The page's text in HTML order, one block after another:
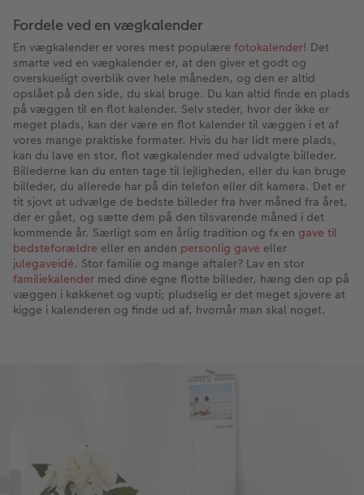
Fordele ved en vægkalender
En vægkalender er vores mest populære fotokalender! Det
smarte ved en vægkalender er, at den giver et godt og
overskueligt overblik over hele måneden, og den er altid
opslået på den side, du skal bruge. Du kan altid finde en plads
på væggen til en flot kalender. Selv steder, hvor der ikke er
meget plads, kan der være en flot kalender til væggen i et af
vores mange praktiske formater. Hvis du har lidt mere plads,
kan du lave en stor, flot vægkalender med udvalgte billeder.
Billederne kan du enten tage til lejligheden, eller du kan bruge
billeder, du allerede har på din telefon eller dit kamera. Det er
tit sjovt at udvælge de bedste billeder fra hver måned fra året,
der er gået, og sætte dem på den tilsvarende måned i det
kommende år. Særligt som en årlig tradition og fx en gave til
bedsteforældre eller en anden personlig gave eller
julegaveidé. Stor familie og mange aftaler? Lav en stor
familiekalender med dine egne flotte billeder, hæng den op på
væggen i køkkenet og vupti; pludselig er det meget sjovere at
kigge i kalenderen og finde ud af, hvornår man skal noget.